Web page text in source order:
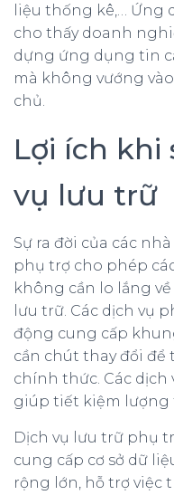
liệu thống kê,… Ứng
cho thấy doanh
dựng ứng dụng tin
mà không vướng
chủ.
Lợi ích khi
vụ lưu trữ
Sự ra đời của các
phụ trợ cho phép
không cần lo lắng
lưu trữ. Các dịch vụ
động cung cấp
cần chút thay đổi
chính thức. Các
giúp tiết kiệm lượng
Dịch vụ lưu trữ phụ
cung cấp cơ sở dữ
rộng lớn, hỗ trợ việc